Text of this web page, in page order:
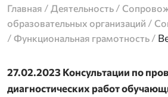
Главная / Деятельность /
образовательных организаций /
/ Функциональная грамотность /
27.02.2023 Консультации по
диагностических работ